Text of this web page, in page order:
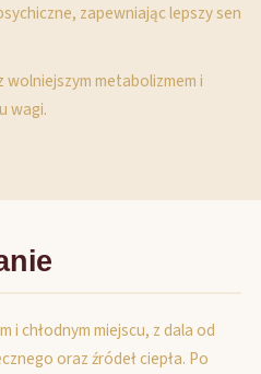
zapewniając lepszy sen
metabolizmem i
wagi.
i chłodnym miejscu, z dala od
oraz źródeł ciepła. Po